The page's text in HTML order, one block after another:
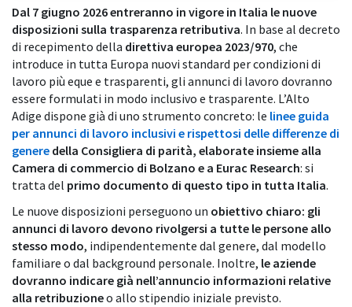
Dal 7 giugno 2026 entreranno in vigore in Italia le nuove
disposizioni sulla trasparenza retributiva. In base al decreto
di recepimento della direttiva europea 2023/970, che
introduce in tutta Europa nuovi standard per condizioni di
lavoro più eque e trasparenti, gli annunci di lavoro dovranno
essere formulati in modo inclusivo e trasparente. L’Alto
Adige dispone già di uno strumento concreto: le linee guida
per annunci di lavoro inclusivi e rispettosi delle differenze di
genere della Consigliera di parità, elaborate insieme alla
Camera di commercio di Bolzano e a Eurac Research: si
tratta del primo documento di questo tipo in tutta Italia.
Le nuove disposizioni perseguono un obiettivo chiaro: gli
annunci di lavoro devono rivolgersi a tutte le persone allo
stesso modo, indipendentemente dal genere, dal modello
familiare o dal background personale. Inoltre, le aziende
dovranno indicare già nell’annuncio informazioni relative
alla retribuzioneo allo stipendio iniziale previsto.